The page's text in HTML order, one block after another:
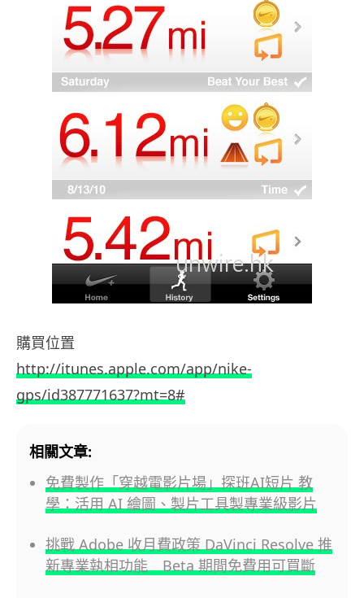
購買位置
http://itunes.apple.com/app/nike-
gps/id387771637?mt=8#
相關文章:
免費製作「穿越電影片場」探班AI短片 教
學：活用 AI 繪圖、製片工具製專業級影片
挑戰 Adobe 收月費政策 DaVinci Resolve 推
新專業執相功能 Beta 期間免費用可買斷